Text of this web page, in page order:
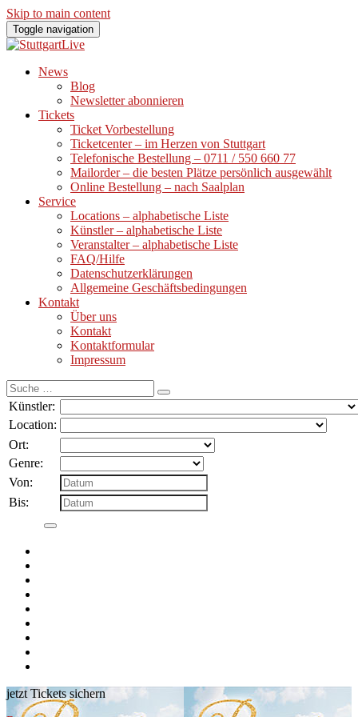
Skip to main content
Toggle navigation
News
Blog
Newsletter abonnieren
Tickets
Ticket Vorbestellung
Ticketcenter – im Herzen von Stuttgart
Telefonische Bestellung – 0711 / 550 660 77
Mailorder – die besten Plätze persönlich ausgewählt
Online Bestellung – nach Saalplan
Service
Locations – alphabetische Liste
Künstler – alphabetische Liste
Veranstalter – alphabetische Liste
FAQ/Hilfe
Datenschutzerklärungen
Allgemeine Geschäftsbedingungen
Kontakt
Über uns
Kontakt
Kontaktformular
Impressum
Suche
nach:
Künstler:
Location:
Ort:
Genre:
Von:
Bis:
jetzt Tickets sichern